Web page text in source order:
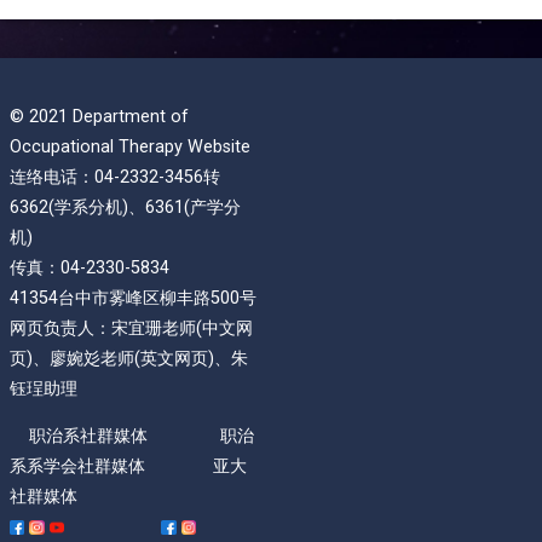
© 2021 Department of
Occupational Therapy Website
连络电话：04-2332-3456转
6362(学系分机)、6361(产学分
机)
传真：04-2330-5834
41354台中市雾峰区柳丰路500号
网页负责人：宋宜珊老师(中文网
页)、廖婉彣老师(英文网页)、朱
钰珵助理
职治系社群媒体 职治
系系学会社群媒体 亚大
社群媒体